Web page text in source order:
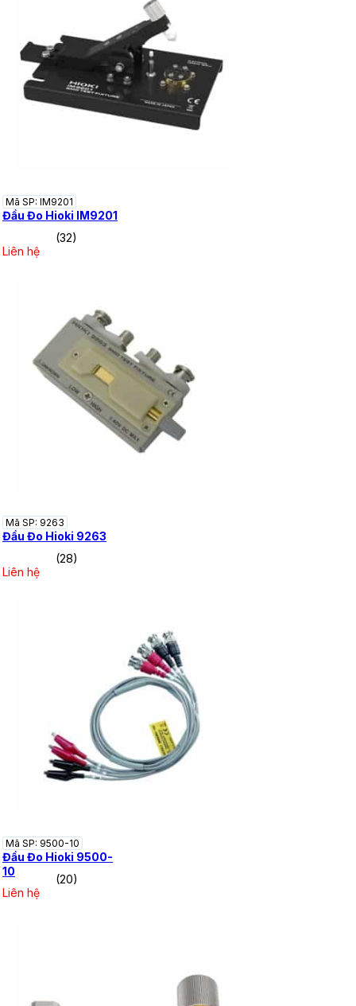
Mã SP: IM9201
Đầu Đo Hioki IM9201
(32)
Liên hệ
Mã SP: 9263
Đầu Đo Hioki 9263
(28)
Liên hệ
Mã SP: 9500-10
Đầu Đo Hioki 9500-
10
(20)
Liên hệ